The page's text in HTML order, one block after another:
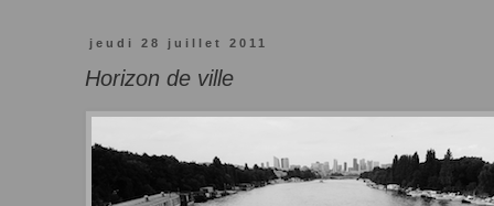
jeudi 28 juillet 2011
Horizon de ville